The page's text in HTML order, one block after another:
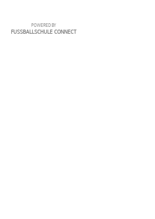
POWERED BY
FUSSBALLSCHULE CONNECT